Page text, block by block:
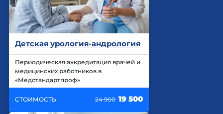
Детская урология-андрология
Периодическая аккредитация врачей и
медицинских работников в
«Медстандартпроф»
СТОИМОСТЬ 24 900 19 500